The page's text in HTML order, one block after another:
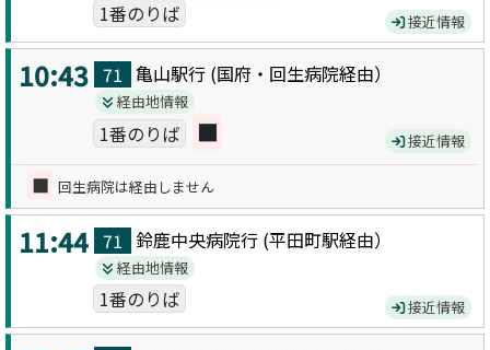
1番のりば 接近情報
10:43 71 亀山駅行 (国府・回生病院経由）
経由地情報
1番のりば ■ 接近情報
■ 回生病院は経由しません
11:44 71 鈴鹿中央病院行 (平田町駅経由）
経由地情報
1番のりば 接近情報